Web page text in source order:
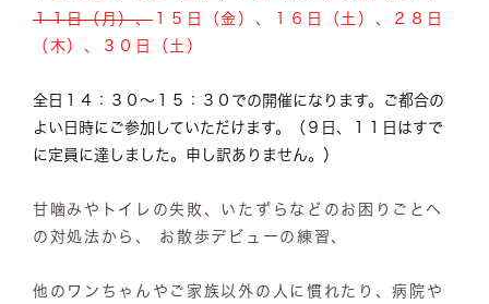
１１日（月）、１５日（金）、１６日（土）、２８日
（木）、３０日（土）
全日１４：３０～１５：３０での開催になります。ご都合の
よい日時にご参加していただけます。（９日、１１日はすで
に定員に達しました。申し訳ありません。）
甘噛みやトイレの失敗、いたずらなどのお困りごとへ
の対処法から、 お散歩デビューの練習、
他のワンちゃんやご家族以外の人に慣れたり、病院や